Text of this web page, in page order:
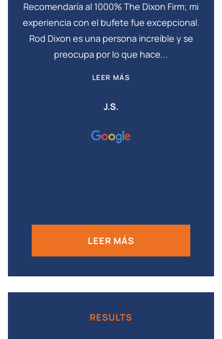
Recomendaría al 1000% The Dixon Firm; mi
experiencia con el bufete fue excepcional.
Rod Dixon es una persona increíble y se
preocupa por lo que hace...
LEER MÁS
J.S.
LEER MÁS
RESULTS